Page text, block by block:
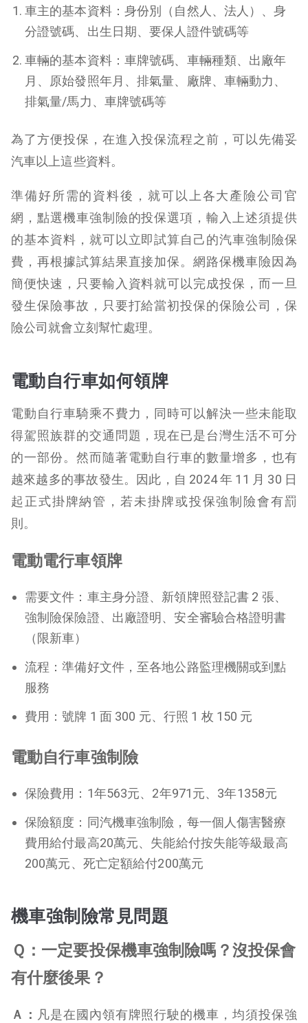
車主的基本資料：身份別（自然人、法人）、身
分證號碼、出生日期、要保人證件號碼等
車輛的基本資料：車牌號碼、車輛種類、出廠年
月、原始發照年月、排氣量、廠牌、車輛動力、
排氣量/馬力、車牌號碼等
為了方便投保，在進入投保流程之前，可以先備妥
汽車以上這些資料。
準備好所需的資料後，就可以上各大產險公司官
網，點選機車強制險的投保選項，輸入上述須提供
的基本資料，就可以立即試算自己的汽車強制險保
費，再根據試算結果直接加保。網路保機車險因為
簡便快速，只要輸入資料就可以完成投保，而一旦
發生保險事故，只要打給當初投保的保險公司，保
險公司就會立刻幫忙處理。
電動自行車如何領牌
電動自行車騎乘不費力，同時可以解決一些未能取
得駕照族群的交通問題，現在已是台灣生活不可分
的一部份。然而隨著電動自行車的數量增多，也有
越來越多的事故發生。因此，自 2024 年 11 月 30 日
起正式掛牌納管，若未掛牌或投保強制險會有罰
則。
電動電行車領牌
需要文件：車主身分證、新領牌照登記書 2 張、
強制險保險證、出廠證明、安全審驗合格證明書
（限新車）
流程：準備好文件，至各地公路監理機關或到點
服務
費用：號牌 1 面 300 元、行照 1 枚 150 元
電動自行車強制險
保險費用：1年563元、2年971元、3年1358元
保險額度：同汽機車強制險，每一個人傷害醫療
費用給付最高20萬元、失能給付按失能等級最高
200萬元、死亡定額給付200萬元
機車強制險常見問題
Ｑ：一定要投保機車強制險嗎？沒投保會
有什麼後果？
Ａ： 凡是在國內領有牌照行駛的機車，均須投保強